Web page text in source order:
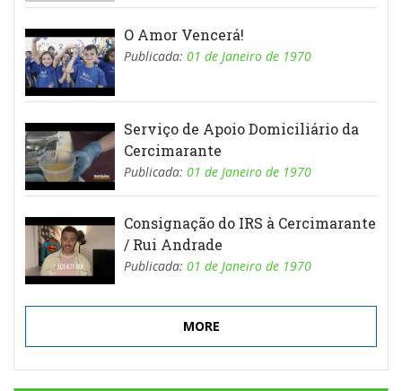
O Amor Vencerá!
Publicada: 01 de Janeiro de 1970
Serviço de Apoio Domiciliário da
Cercimarante
Publicada: 01 de Janeiro de 1970
Consignação do IRS à Cercimarante
/ Rui Andrade
Publicada: 01 de Janeiro de 1970
MORE